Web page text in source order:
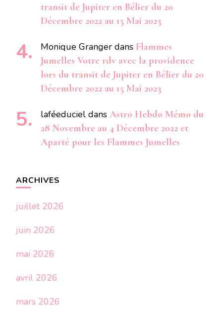
transit de Jupiter en Bélier du 20
Décembre 2022 au 15 Mai 2023
Monique Granger dans Flammes
Jumelles Votre rdv avec la providence
lors du transit de Jupiter en Bélier du 20
Décembre 2022 au 15 Mai 2023
laféeduciel dans Astro Hebdo Mémo du
28 Novembre au 4 Décembre 2022 et
Aparté pour les Flammes Jumelles
ARCHIVES
juillet 2026
juin 2026
mai 2026
avril 2026
mars 2026